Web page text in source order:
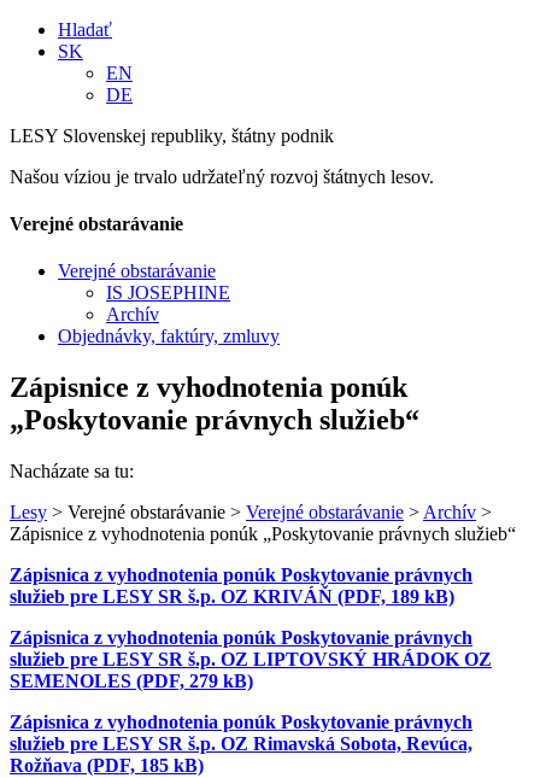
Hladať
SK
EN
DE
LESY Slovenskej republiky, štátny podnik
Našou víziou je trvalo udržateľný rozvoj štátnych lesov.
Verejné obstarávanie
Verejné obstarávanie
IS JOSEPHINE
Archív
Objednávky, faktúry, zmluvy
Zápisnice z vyhodnotenia ponúk
„Poskytovanie právnych služieb“
Nacházate sa tu:
Lesy > Verejné obstarávanie > Verejné obstarávanie > Archív >
Zápisnice z vyhodnotenia ponúk „Poskytovanie právnych služieb“
Zápisnica z vyhodnotenia ponúk Poskytovanie právnych
služieb pre LESY SR š.p. OZ KRIVÁŇ (PDF, 189 kB)
Zápisnica z vyhodnotenia ponúk Poskytovanie právnych
služieb pre LESY SR š.p. OZ LIPTOVSKÝ HRÁDOK OZ
SEMENOLES (PDF, 279 kB)
Zápisnica z vyhodnotenia ponúk Poskytovanie právnych
služieb pre LESY SR š.p. OZ Rimavská Sobota, Revúca,
Rožňava (PDF, 185 kB)